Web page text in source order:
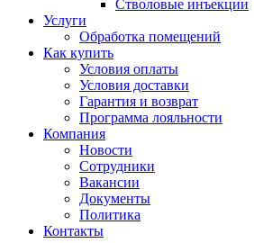
Стволовые инъекции
Услуги
Обработка помещений
Как купить
Условия оплаты
Условия доставки
Гарантия и возврат
Программа лояльности
Компания
Новости
Сотрудники
Вакансии
Документы
Политика
Контакты